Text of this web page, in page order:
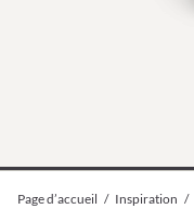
Page d’accueil / Inspiration /